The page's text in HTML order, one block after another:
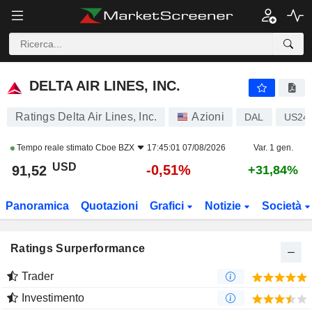
DELTA AIR LINES, INC.
DELTA AIR LINES, INC.
Ratings Delta Air Lines, Inc. Azioni DAL
Tempo reale stimato Cboe BZX 17:45:01 07/08/2026 Var. 1 gen.
91,52 USD -0,51% +31,84%
Panoramica Quotazioni Grafici Notizie Società
Ratings Surperformance
Trader
Investimento